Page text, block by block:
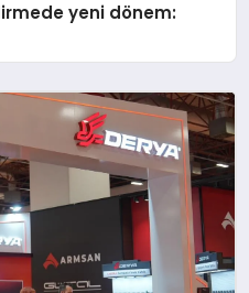
yeni dönem: